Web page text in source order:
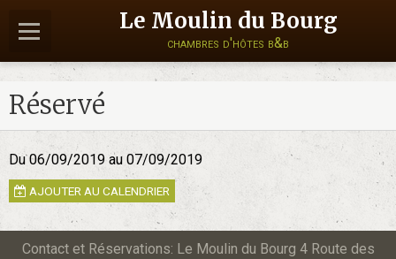
Le Moulin du Bourg
chambres d'hôtes b&b
Réservé
Du 06/09/2019 au 07/09/2019
AJOUTER AU CALENDRIER
Contact et Réservations: Le Moulin du Bourg 4 Route des